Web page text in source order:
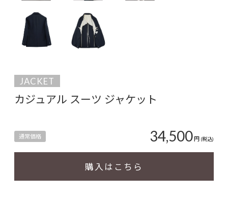
JACKET
カジュアル スーツ ジャケット
通常価格 34,500円 (税込)
購入はこちら